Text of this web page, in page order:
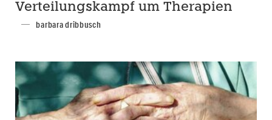
Verteilungskampf um Therapien
barbara dribbusch